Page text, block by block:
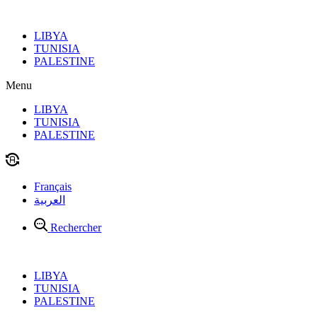
contenuLIBYA
TUNISIA
PALESTINE
Menu
LIBYA
TUNISIA
PALESTINE
Français
العربية
Rechercher
LIBYA
TUNISIA
PALESTINE